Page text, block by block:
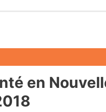
en